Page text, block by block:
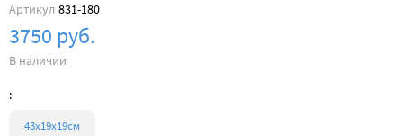
Артикул 831-180
3750 руб.
В наличии
:
43х19х19см